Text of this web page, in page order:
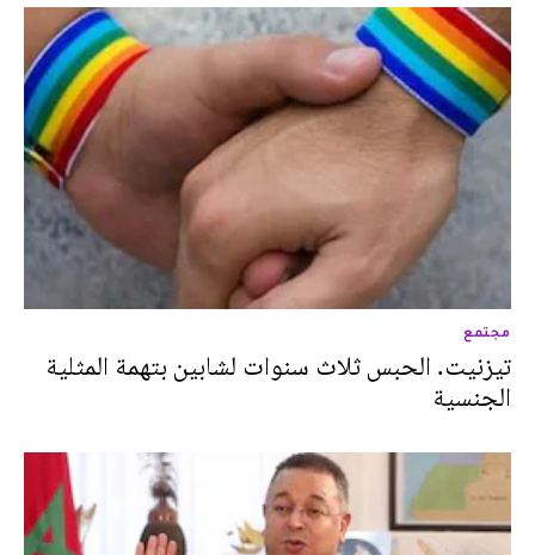
مجتمع
تيزنيت. الحبس ثلاث سنوات لشابين بتهمة المثلية
الجنسية